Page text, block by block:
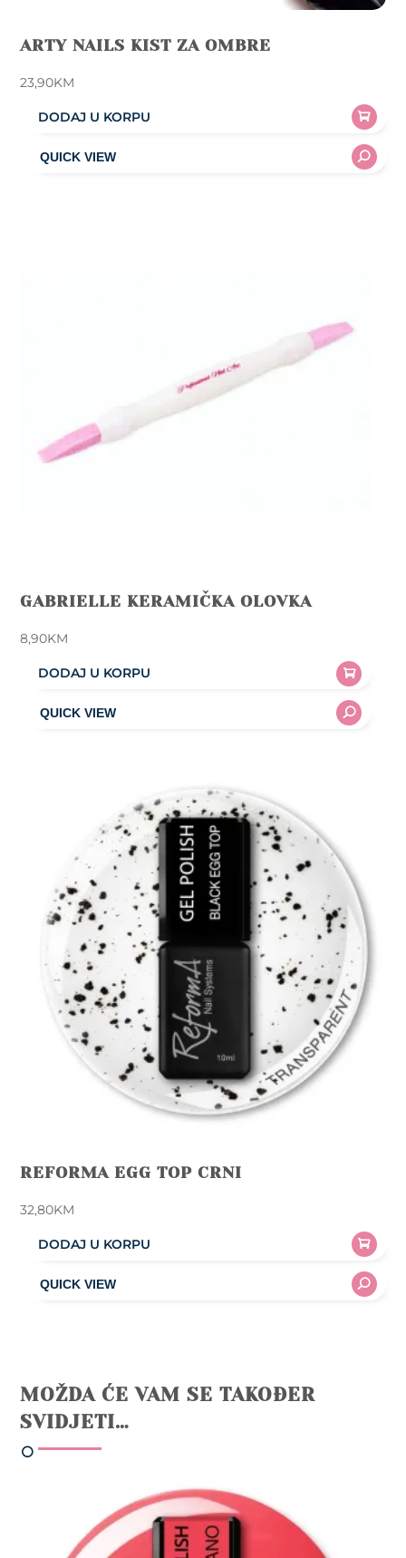
ARTY NAILS KIST ZA OMBRE
23,90KM
DODAJ U KORPU
GABRIELLE KERAMIČKA OLOVKA
8,90KM
DODAJ U KORPU
REFORMA EGG TOP CRNI
32,80KM
DODAJ U KORPU
MOŽDA ĆE VAM SE TAKOĐER
SVIDJETI…